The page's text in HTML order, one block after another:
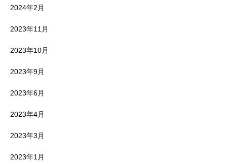
2024年2月
2023年11月
2023年10月
2023年9月
2023年6月
2023年4月
2023年3月
2023年1月